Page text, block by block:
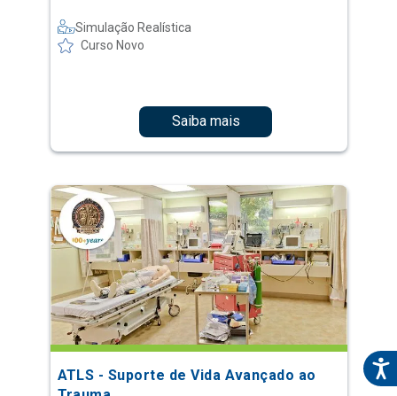
Simulação Realística
Curso Novo
Saiba mais
ATLS - Suporte de Vida Avançado ao